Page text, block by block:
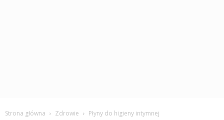
Strona główna Zdrowie Płyny do higieny intymnej